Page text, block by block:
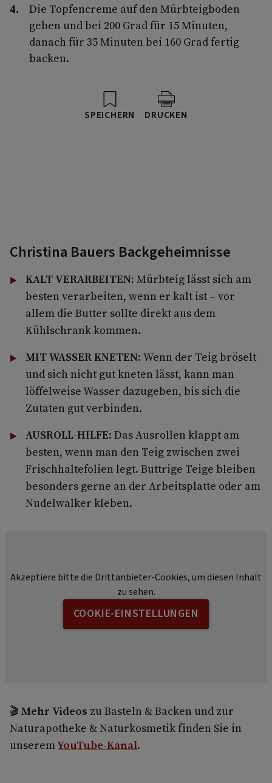
Die Topfencreme auf den Mürbteigboden
geben und bei 200 Grad für 15 Minuten,
danach für 35 Minuten bei 160 Grad fertig
backen.
SPEICHERN DRUCKEN
Christina Bauers Backgeheimnisse
KALT VERARBEITEN: Mürbteig lässt sich am
besten verarbeiten, wenn er kalt ist – vor
allem die Butter sollte direkt aus dem
Kühlschrank kommen.
MIT WASSER KNETEN: Wenn der Teig bröselt
und sich nicht gut kneten lässt, kann man
löffelweise Wasser dazugeben, bis sich die
Zutaten gut verbinden.
AUSROLL-HILFE: Das Ausrollen klappt am
besten, wenn man den Teig zwischen zwei
Frischhaltefolien legt. Buttrige Teige bleiben
besonders gerne an der Arbeitsplatte oder am
Nudelwalker kleben.
Akzeptiere bitte die Drittanbieter-Cookies, um diesen Inhalt
zu sehen.
COOKIE-EINSTELLUNGEN
🎬 Mehr Videos zu Basteln & Backen und zur
Naturapotheke & Naturkosmetik finden Sie in
unseremYouTube-Kanal.